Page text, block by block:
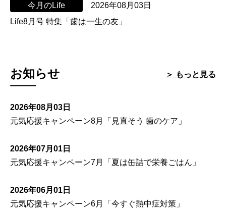
今月のLife
2026年08月03日
Life8月号 特集「歯は一生の友」
お知らせ
2026年08月03日
元気応援キャンペーン8月「見直そう 歯のケア」
2026年07月01日
元気応援キャンペーン7月「夏は缶詰で栄養ごはん」
2026年06月01日
元気応援キャンペーン6月「今すぐ熱中症対策」
＞ もっと見る